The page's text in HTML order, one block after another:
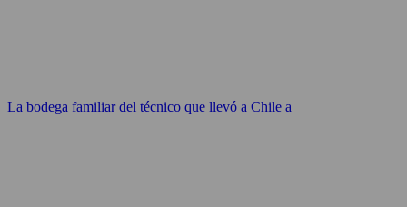
La bodega familiar del técnico que llevó a Chile a